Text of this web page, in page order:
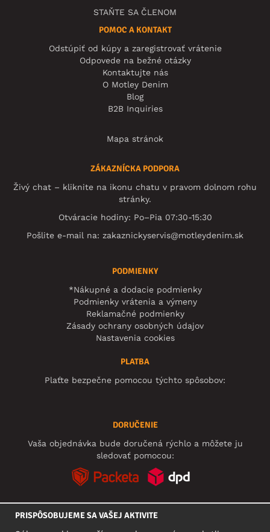
STAŇTE SA ČLENOM
POMOC A KONTAKT
Odstúpiť od kúpy a zaregistrovať vrátenie
Odpovede na bežné otázky
Kontaktujte nás
O Motley Denim
Blog
B2B Inquiries
Mapa stránok
ZÁKAZNÍCKA PODPORA
Živý chat – kliknite na ikonu chatu v pravom dolnom rohu
stránky.
Otváracie hodiny: Po–Pia 07:30-15:30
Pošlite e-mail na: zakaznickyservis@motleydenim.sk
PODMIENKY
*Nákupné a dodacie podmienky
Podmienky vrátenia a výmeny
Reklamačné podmienky
Zásady ochrany osobných údajov
Nastavenia cookies
PLATBA
Plaťte bezpečne pomocou týchto spôsobov:
DORUČENIE
Vaša objednávka bude doručená rýchlo a môžete ju
sledovať pomocou:
PRISPÔSOBUJEME SA VAŠEJ AKTIVITE